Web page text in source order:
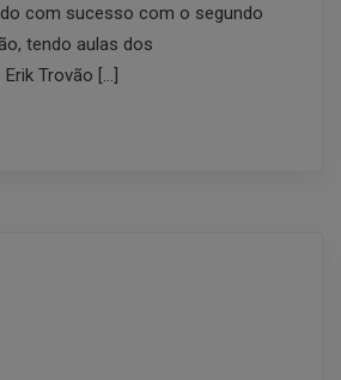
com sucesso com o segundo
tendo aulas dos
Trovão […]